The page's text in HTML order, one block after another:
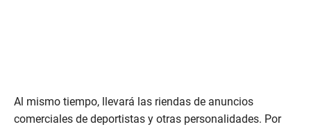
Al mismo tiempo, llevará las riendas de anuncios
comerciales de deportistas y otras personalidades. Por